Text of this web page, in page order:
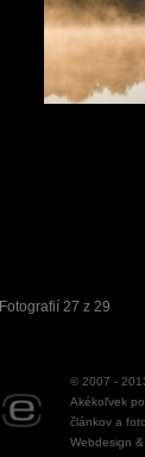
Fotografií 27 z 29
© 2007 -
Akékoľvek
článkov a
Webdesign